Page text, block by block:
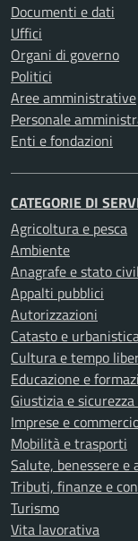
Documenti e dati
Uffici
Organi di governo
Politici
Aree amministrative
Personale
Enti e fondazioni
CATEGORIE DI
Agricoltura e pesca
Ambiente
Anagrafe e stato
Appalti pubblici
Autorizzazioni
Catasto e
Cultura e tempo
Educazione e
Giustizia e
Imprese e
Mobilità e trasporti
Salute, benessere e
Tributi, finanze e
Turismo
Vita lavorativa